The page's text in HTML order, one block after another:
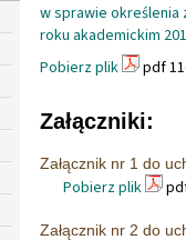
w sprawie określenia
roku akademickim
Pobierz plik
pdf
Załączniki:
Załącznik nr 1 do
Pobierz plik
Załącznik nr 2 do